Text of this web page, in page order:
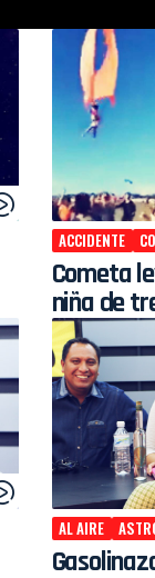
ACCIDENTE
Cometa
niña de
AL AIRE